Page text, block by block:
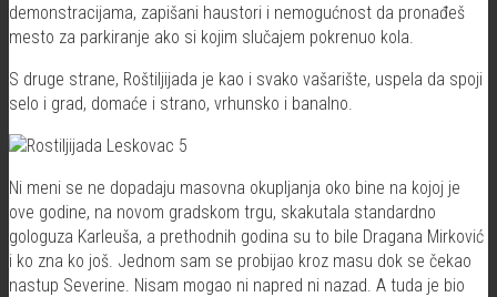
demonstracijama, zapišani haustori i nemogućnost da pronađeš
mesto za parkiranje ako si kojim slučajem pokrenuo kola.
S druge strane, Roštiljijada je kao i svako vašarište, uspela da spoji
selo i grad, domaće i strano, vrhunsko i banalno.
Ni meni se ne dopadaju masovna okupljanja oko bine na kojoj je
ove godine, na novom gradskom trgu, skakutala standardno
gologuza Karleuša, a prethodnih godina su to bile Dragana Mirković
i ko zna ko još. Jednom sam se probijao kroz masu dok se čekao
nastup Severine. Nisam mogao ni napred ni nazad. A tuda je bio